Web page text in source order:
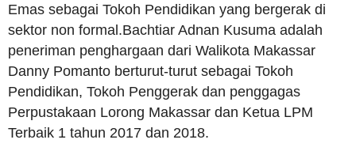
Emas sebagai Tokoh Pendidikan yang bergerak di
sektor non formal.Bachtiar Adnan Kusuma adalah
peneriman penghargaan dari Walikota Makassar
Danny Pomanto berturut-turut sebagai Tokoh
Pendidikan, Tokoh Penggerak dan penggagas
Perpustakaan Lorong Makassar dan Ketua LPM
Terbaik 1 tahun 2017 dan 2018.